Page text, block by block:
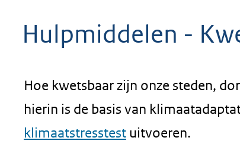
toegestaan
Hulpmiddelen -
Hoe kwetsbaar zijn onze steden,
hierin is de basis van
klimaatstresstest uitvoeren.